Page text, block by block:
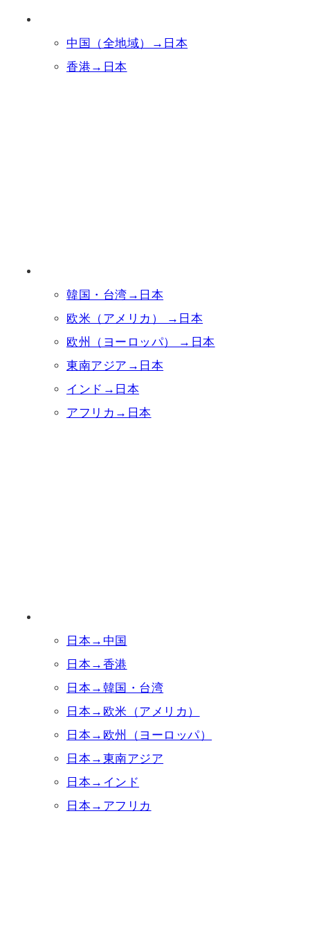
中国（全地域）→日本
香港→日本
韓国・台湾→日本
欧米（アメリカ） →日本
欧州（ヨーロッパ） →日本
東南アジア→日本
インド→日本
アフリカ→日本
日本→中国
日本→香港
日本→韓国・台湾
日本→欧米（アメリカ）
日本→欧州（ヨーロッパ）
日本→東南アジア
日本→インド
日本→アフリカ